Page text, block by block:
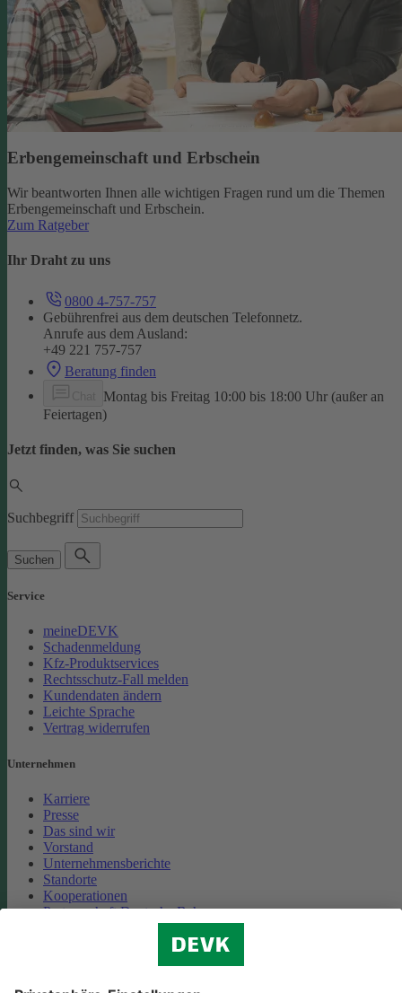
Erbengemeinschaft und Erbschein
Wir beantworten Ihnen alle wichtigen Fragen rund um die Themen
Erbengemeinschaft und Erbschein.
Zum Ratgeber
Ihr Draht zu uns
0800 4-757-757
Gebührenfrei aus dem deutschen Telefonnetz.
Anrufe aus dem Ausland:
+49 221 757-757
Beratung finden
Montag bis Freitag 10:00 bis 18:00 Uhr (außer an
Feiertagen)
Jetzt finden, was Sie suchen
Suchbegriff
Suchen
Service
meineDEVK
Schadenmeldung
Kfz-Produktservices
Rechtsschutz-Fall melden
Kundendaten ändern
Leichte Sprache
Vertrag widerrufen
Unternehmen
Karriere
Presse
Das sind wir
Vorstand
Unternehmensberichte
Standorte
Kooperationen
Partnerschaft Deutsche Bahn